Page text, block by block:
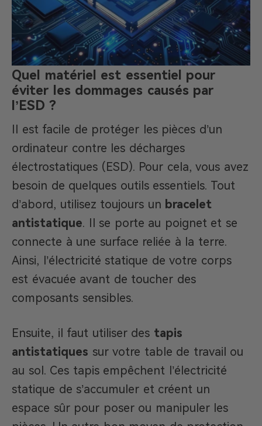
Quel matériel est essentiel pour
éviter les dommages causés par
l’ESD ?
Il est facile de protéger les pièces d’un
ordinateur contre les décharges
électrostatiques (ESD). Pour cela, vous avez
besoin de quelques outils essentiels. Tout
d’abord, utilisez toujours un bracelet
antistatique. Il se porte au poignet et se
connecte à une surface reliée à la terre.
Ainsi, l’électricité statique de votre corps
est évacuée avant de toucher des
composants sensibles.
Ensuite, il faut utiliser des tapis
antistatiques sur votre table de travail ou
au sol. Ces tapis empêchent l’électricité
statique de s’accumuler et créent un
espace sûr pour poser ou manipuler les